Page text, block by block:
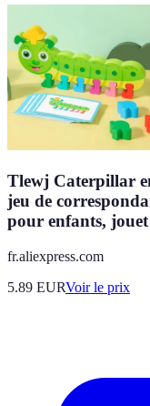
Tlewj Caterpillar
jeu de
pour enfants,
fr.aliexpress.com
5.89 EURVoir le prix